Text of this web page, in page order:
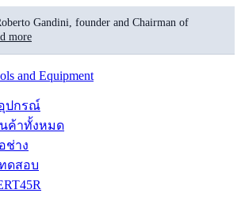
Gandini, founder and Chairman of
more
ปกรณ์
ค้าทั้งหมด
ช่าง
ดสอบ